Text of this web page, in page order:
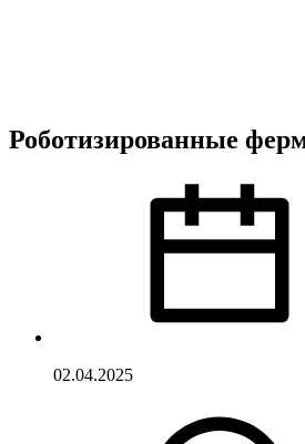
Роботизированные
02.04.2025